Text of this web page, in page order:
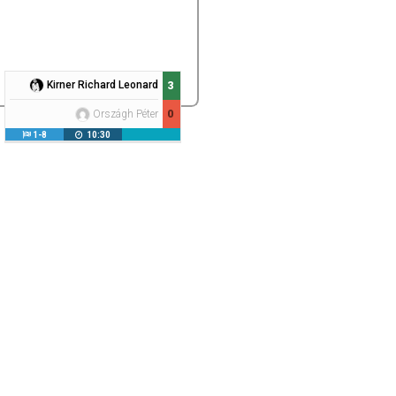
Kirner Richard Leonard
Országh Péter
3
0
1-8 10:30